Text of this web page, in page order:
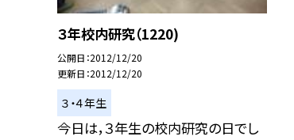
３年校内研究（1220)
公開日 2012/12/20
更新日 2012/12/20
３・４年生
今日は，３年生の校内研究の日でし